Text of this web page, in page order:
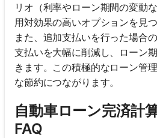
リオ（利率やローン期間の変動
用対効果の高いオプションを見
また、追加支払いを行った場合
支払いを大幅に削減し、ローン
きます。この積極的なローン管
な節約につながります。
自動車ローン完済計
FAQ